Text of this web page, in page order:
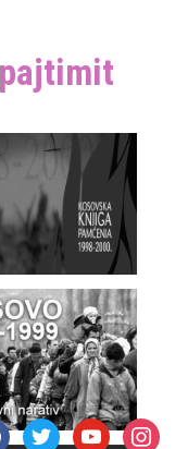
twitteryoutube